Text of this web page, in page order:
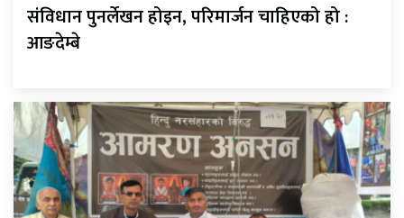
संविधान पुनर्लेखन होइन, परिमार्जन चाहिएको हो :
आङदेम्बे